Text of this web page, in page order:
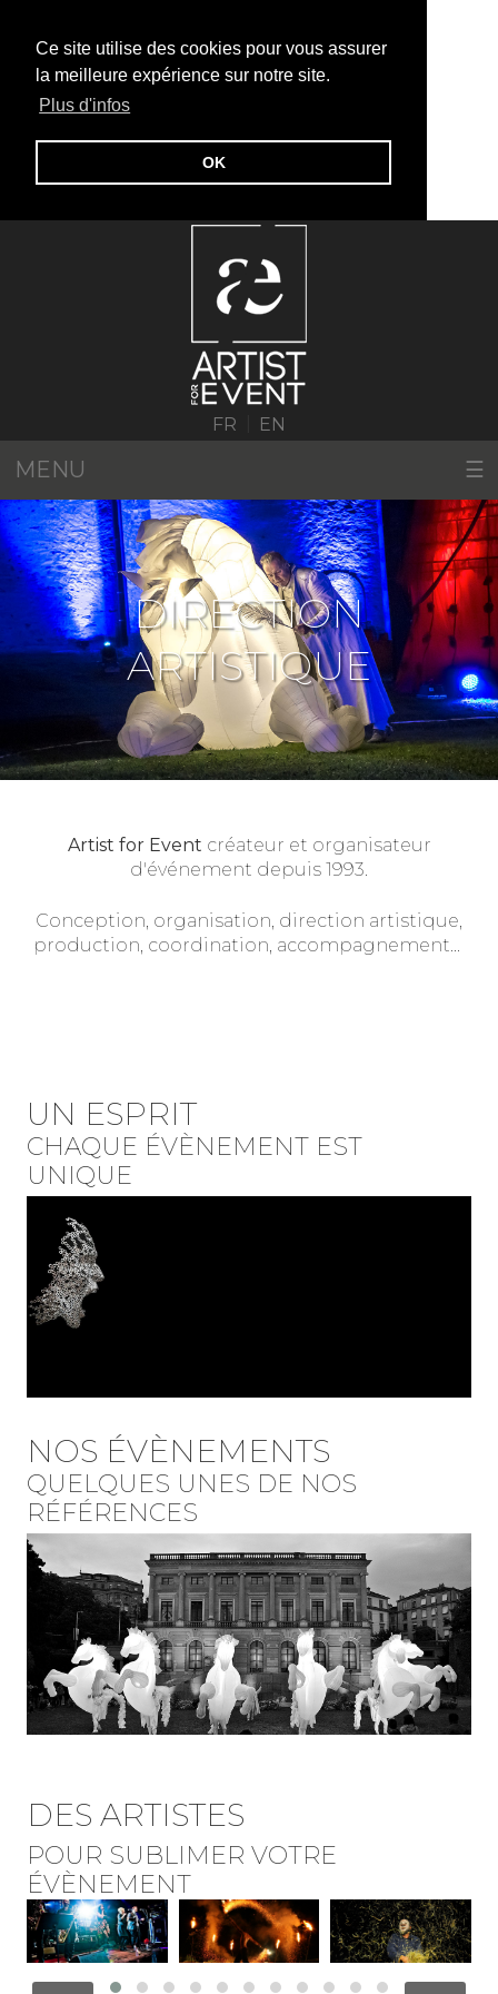
Ce site utilise des cookies pour vous assurer
la meilleure expérience sur notre site.
Plus d'infos
OK
FR EN
MENU ☰
DIRECTION
ARTISTIQUE
Artist for Event créateur et organisateur
d'événement depuis 1993.
Conception, organisation, direction artistique,
production, coordination, accompagnement...
UN ESPRIT
CHAQUE ÉVÈNEMENT EST
UNIQUE
NOS ÉVÈNEMENTS
QUELQUES UNES DE NOS
RÉFÉRENCES
DES ARTISTES
POUR SUBLIMER VOTRE
ÉVÈNEMENT